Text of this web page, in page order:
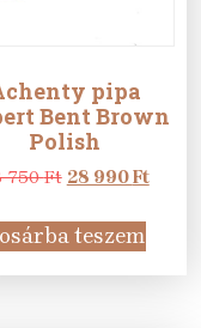
pipa
Bent Brown
Polish
750Ft Original
was:
33
750 Ft.
28 990Ft
990
teszem